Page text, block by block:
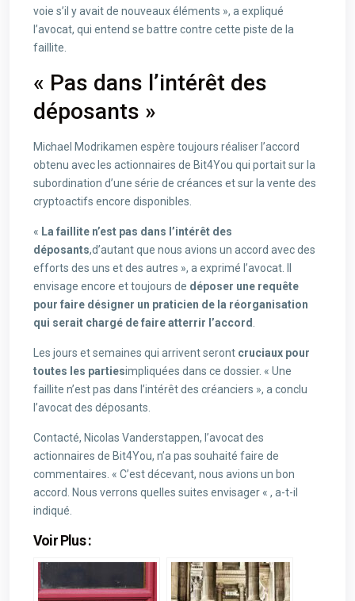
voie s’il y avait de nouveaux éléments », a expliqué
l’avocat, qui entend se battre contre cette piste de la
faillite.
« Pas dans l’intérêt des
déposants »
Michael Modrikamen espère toujours réaliser l’accord
obtenu avec les actionnaires de Bit4You qui portait sur la
subordination d’une série de créances et sur la vente des
cryptoactifs encore disponibles.
« La faillite n’est pas dans l’intérêt des
déposants,d’autant que nous avions un accord avec des
efforts des uns et des autres », a exprimé l’avocat. Il
envisage encore et toujours de déposer une requête
pour faire désigner un praticien de la réorganisation
qui serait chargé de faire atterrir l’accord
Les jours et semaines qui arrivent seront cruciaux pour
toutes les partiesimpliquées dans ce dossier. « Une
faillite n’est pas dans l’intérêt des créanciers », a conclu
l’avocat des déposants.
Contacté, Nicolas Vanderstappen, l’avocat des
actionnaires de Bit4You, n’a pas souhaité faire de
commentaires. « C’est décevant, nous avions un bon
accord. Nous verrons quelles suites envisager « , a-t-il
indiqué.
Voir Plus :